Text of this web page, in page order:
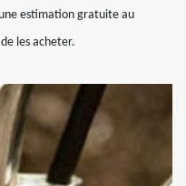
estimation gratuite au
les acheter.